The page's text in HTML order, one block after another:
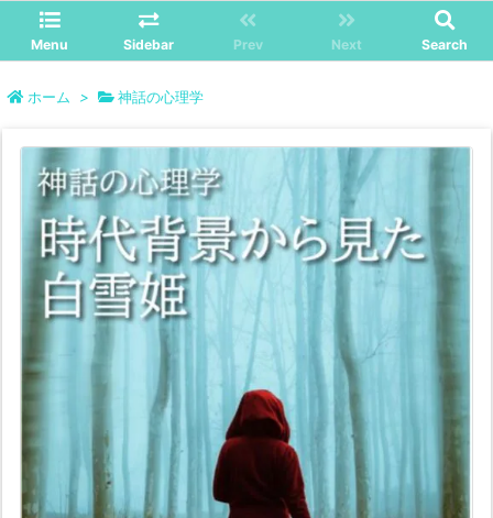
Menu Sidebar Prev Next Search
ホーム > 神話の心理学